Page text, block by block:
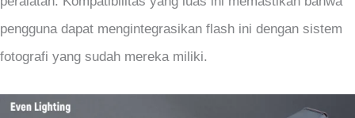
pengguna dapat mengintegrasikan flash ini dengan sistem
fotografi yang sudah mereka miliki.